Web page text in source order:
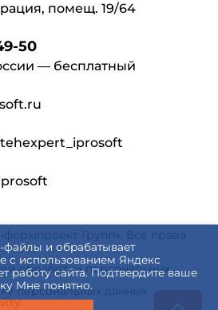
файлы и обрабатывает
с использованием Яндекс
работу сайта. Подтвердите ваше
Мне понятно.
помещ. 19/64
50
— бесплатный
Групп». Все права
обработки персональных
персональных данных